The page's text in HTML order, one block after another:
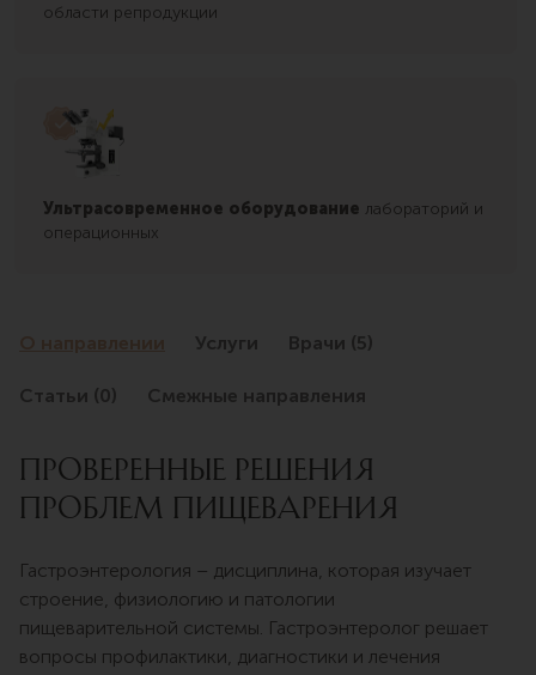
области репродукции
Ультрасовременное оборудование лабораторий и
операционных
Услуги Врачи (5)
Статьи (0) Смежные направления
ПРОВЕРЕННЫЕ РЕШЕНИЯ
ПРОБЛЕМ ПИЩЕВАРЕНИЯ
Гастроэнтерология – дисциплина, которая изучает
строение, физиологию и патологии
пищеварительной системы. Гастроэнтеролог решает
вопросы профилактики, диагностики и лечения